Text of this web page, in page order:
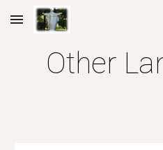
Skip to main content
Other